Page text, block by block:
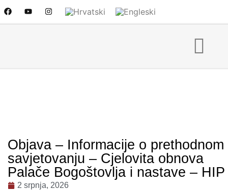
Objava – Informacije o prethodnom
savjetovanju – Cjelovita obnova
Palače Bogoštovlja i nastave – HIP
2 srpnja, 2026